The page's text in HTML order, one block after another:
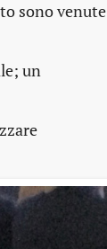
sono venute
un